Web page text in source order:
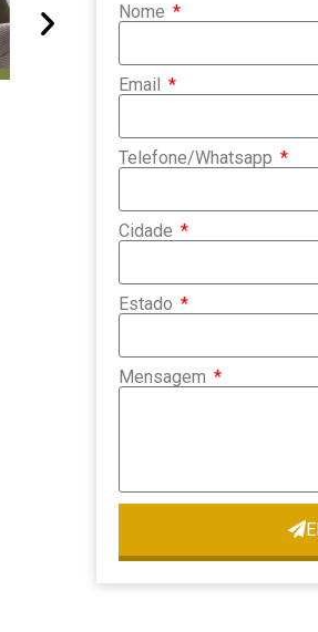
Nome
Email
Telefone/Whatsapp
Cidade
Estado
Mensagem